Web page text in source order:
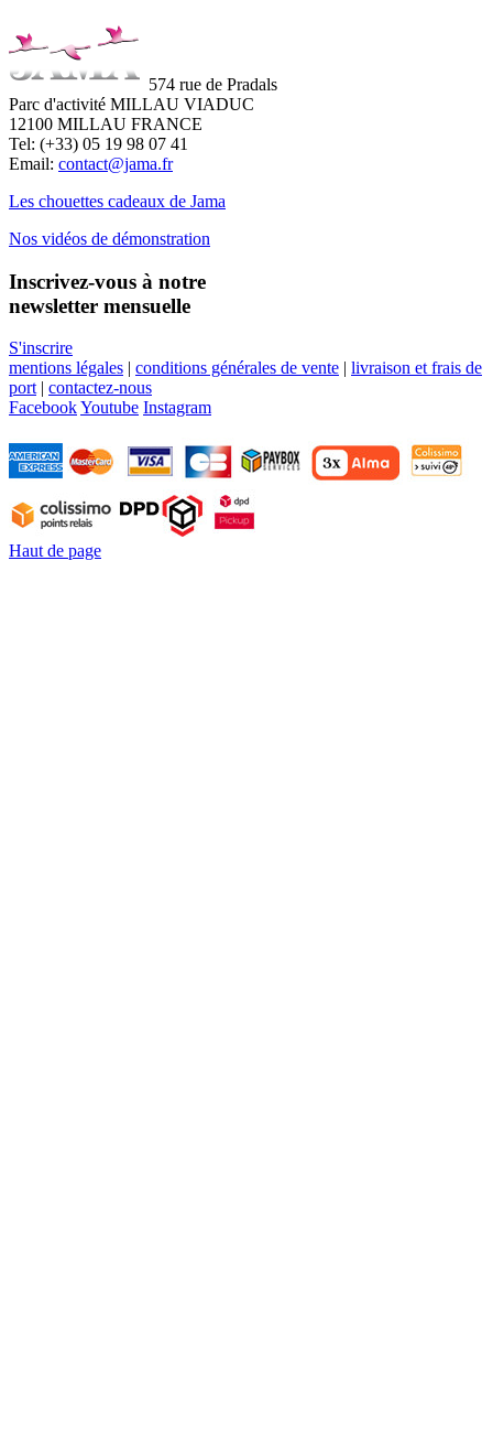
574 rue de Pradals
Parc d'activité MILLAU VIADUC
12100 MILLAU FRANCE
Tel: (+33) 05 19 98 07 41
Email: contact@jama.fr
Les chouettes cadeaux de Jama
Nos vidéos de démonstration
Inscrivez-vous à notre
newsletter mensuelle
S'inscrire
mentions légales | conditions générales de vente | livraison et frais de
port | contactez-nous
FacebookYoutube Instagram
Haut de page